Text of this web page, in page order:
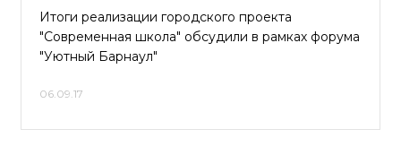
Итоги реализации городского проекта
"Современная школа" обсудили в рамках форума
"Уютный Барнаул"
06.09.17